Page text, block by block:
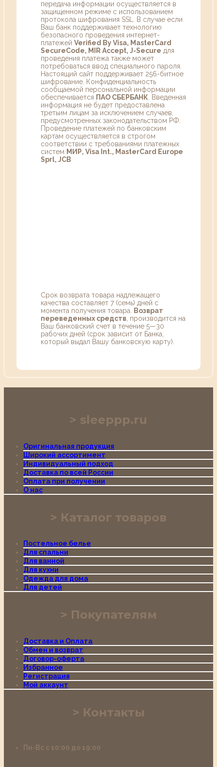
передача информации осуществляется в
защищенном режиме с использованием
протокола шифрования SSL. В случае если
Ваш банк поддерживает технологию
безопасного проведения интернет-
платежей Verified By Visa, MasterCard
SecureCode, MIR Accept, J-Secure для
проведения платежа также может
потребоваться ввод специального пароля.
Настоящий сайт поддерживает 256-битное
шифрование. Конфиденциальность
сообщаемой персональной информации
обеспечивается ПАО СБЕРБАНК . Введенная
информация не будет предоставлена
третьим лицам за исключением случаев,
предусмотренных законодательством РФ.
Проведение платежей по банковским
картам осуществляется в строгом
соответствии с требованиями платежных
систем МИР, Visa Int., MasterCard Europe
Sprl, JCB
Срок возврата товара надлежащего
качества составляет 7 (семь) дней с
момента получения товара.
Возврат
переведенных средств , производится на
Ваш банковский счет в течение 5—30
рабочих дней (срок зависит от Банка,
который выдал Вашу банковскую карту).
sleeppp.ru
Оригинальная продукция
Широкий ассортимент
Индивидуальный подход
Доставка по всей России
Оплата при получении
О нас
Каталог товаров
Постельное белье
Для спальни
Для ванной
Для кухни
Одежда для дома
Для детей
Покупателям
Доставка и Оплата
Обмен и возврат
Договор-оферта
Избранное
Регистрация
Мой аккаунт
Контакты
Пн-Вс с 10:00 до 19:00